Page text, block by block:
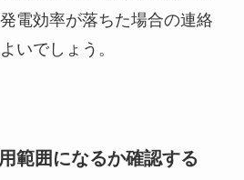
電効率が落ちた場合の連絡
いでしょう。
範囲になるか確認する